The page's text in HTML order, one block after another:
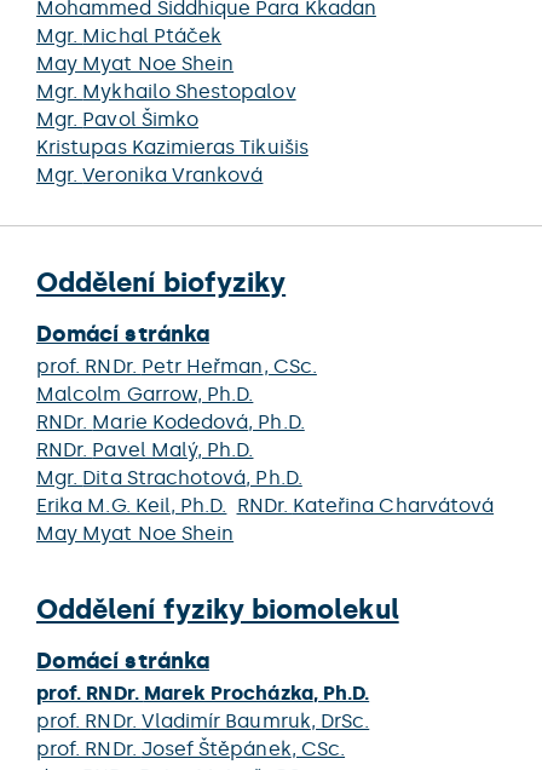
Mohammed Siddhique Para Kkadan
Mgr. Michal Ptáček
May Myat Noe Shein
Mgr. Mykhailo Shestopalov
Mgr. Pavol Šimko
Kristupas Kazimieras Tikuišis
Mgr.Veronika Vranková
Oddělení biofyziky
Domácí stránka
prof. RNDr. Petr Heřman, CSc.
Malcolm Garrow, Ph.D.
RNDr. Marie Kodedová, Ph.D.
RNDr. Pavel Malý, Ph.D.
Mgr. Dita Strachotová, Ph.D.
Erika M.G. Keil, Ph.D. RNDr. Kateřina Charvátová
May Myat Noe Shein
Oddělení fyziky biomolekul
Domácí stránka
prof. RNDr. Marek Procházka, Ph.D.
prof. RNDr. Vladimír Baumruk, DrSc.
prof. RNDr. Josef Štěpánek, CSc.